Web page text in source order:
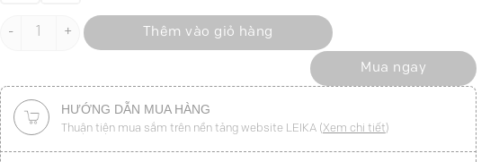
Quần loe cạp to đính cúc số lượng
Thêm vào giỏ hàng
Mua ngay
HƯỚNG DẪN MUA HÀNG
Thuận tiện mua sắm trên nền tảng website LEIKA (Xem chi tiết)